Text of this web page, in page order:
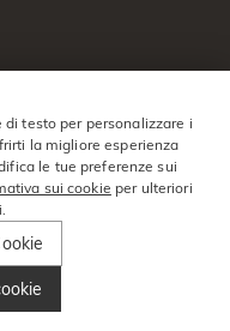
Riservati.
|EUR €
testo per personalizzare i
la migliore esperienza
le tue preferenze sui
sui cookie per ulteriori